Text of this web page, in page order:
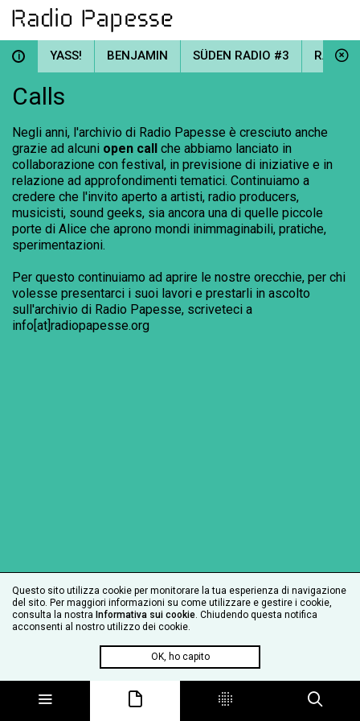
i YASS! BENJAMIN SÜDEN RADIO #3 RADIO
Calls
Negli anni, l'archivio di Radio Papesse è cresciuto anche
grazie ad alcuni open call che abbiamo lanciato in
collaborazione con festival, in previsione di iniziative e in
relazione ad approfondimenti tematici. Continuiamo a
credere che l'invito aperto a artisti, radio producers,
musicisti, sound geeks, sia ancora una di quelle piccole
porte di Alice che aprono mondi inimmaginabili, pratiche,
sperimentazioni.
Per questo continuiamo ad aprire le nostre orecchie, per chi
volesse presentarci i suoi lavori e prestarli in ascolto
sull'archivio di Radio Papesse, scriveteci a
info[at]radiopapesse.org
Questo sito utilizza cookie per monitorare la tua esperienza di navigazione
del sito. Per maggiori informazioni su come utilizzare e gestire i cookie,
consulta la nostra Informativa sui cookie. Chiudendo questa notifica
acconsenti al nostro utilizzo dei cookie.
OK, ho capito